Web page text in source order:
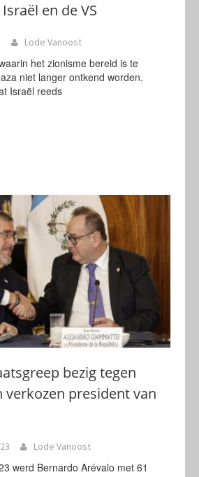
en de VS
Lode Vanoost
het zionisme bereid is te
niet langer ontkend worden.
Israël reeds
bezig tegen
verkozen president van
Lode Vanoost
werd Bernardo Arévalo met 61